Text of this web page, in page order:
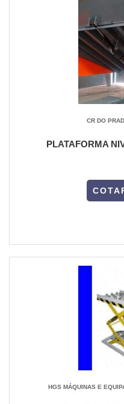
CR DO
PLATAFORMA
HGS MÁQUINAS E